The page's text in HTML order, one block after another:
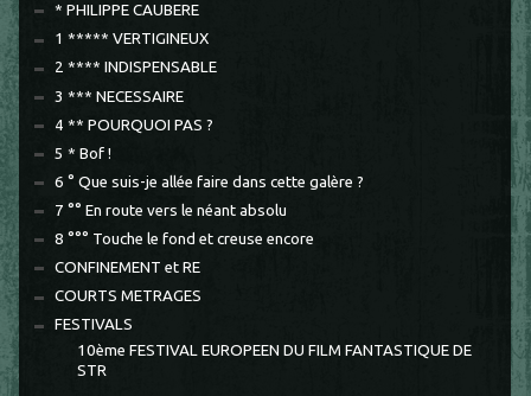
* PHILIPPE CAUBERE
1 ***** VERTIGINEUX
2 **** INDISPENSABLE
3 *** NECESSAIRE
4 ** POURQUOI PAS ?
5 * Bof !
6 ° Que suis-je allée faire dans cette galère ?
7 °° En route vers le néant absolu
8 °°° Touche le fond et creuse encore
CONFINEMENT et RE
COURTS METRAGES
FESTIVALS
10ème FESTIVAL EUROPEEN DU FILM FANTASTIQUE DE
STR